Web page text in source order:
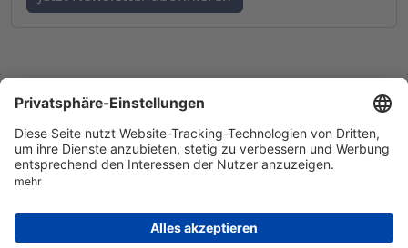
© 1998-2026by GSC Research GmbH
Datenschutz